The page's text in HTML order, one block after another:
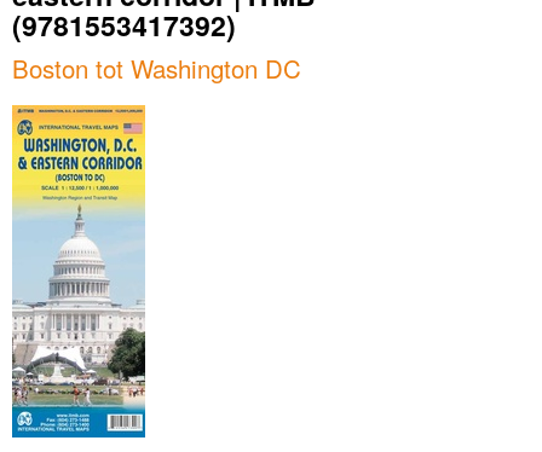
(9781553417392)
Boston tot Washington DC